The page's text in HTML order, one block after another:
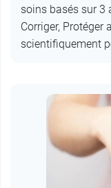
soins basés sur 3
Corriger, Protéger
scientifiquement